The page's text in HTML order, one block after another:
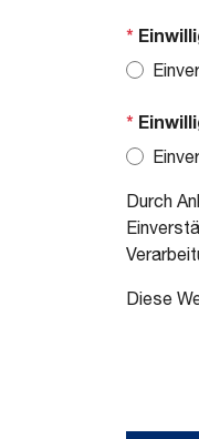
*
*
Durch
Diese